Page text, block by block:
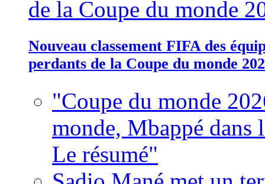
Nouveau classement FIFA des
perdants de la Coupe du monde
"Coupe du monde
monde, Mbappé dans
Le résumé"